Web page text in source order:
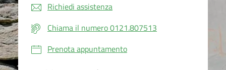
Richiedi assistenza
Chiama il numero 0121.807513
Prenota appuntamento